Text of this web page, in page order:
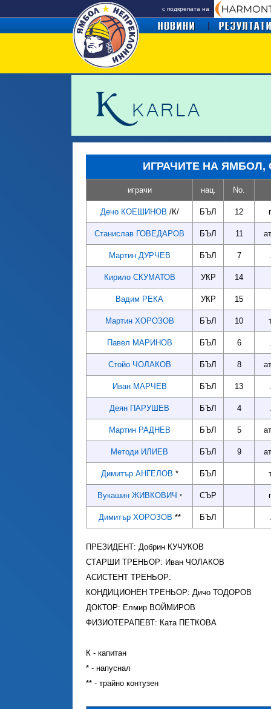
с подкрепата на
ИГРАЧИТЕ НА ЯМБОЛ,
играчи нац. No.
Дечо КОЕШИНОВ /К/ БЪЛ 12
Станислав ГОВЕДАРОВ БЪЛ 11
Мартин ДУРЧЕВ БЪЛ 7
Кирило СКУМАТОВ УКР 14
Вадим РЕКА УКР 15
Мартин ХОРОЗОВ БЪЛ 10
Павел МАРИНОВ БЪЛ 6
Стойо ЧОЛАКОВ БЪЛ 8
Иван МАРЧЕВ БЪЛ 13
Деян ПАРУШЕВ БЪЛ 4
Мартин РАДНЕВ БЪЛ 5
Методи ИЛИЕВ БЪЛ 9
Димитър АНГЕЛОВ * БЪЛ
Вукашин ЖИВКОВИЧ * СЪР
Димитър ХОРОЗОВ ** БЪЛ
ПРЕЗИДЕНТ: Добрин КУЧУКОВ
СТАРШИ ТРЕНЬОР: Иван ЧОЛАКОВ
АСИСТЕНТ ТРЕНЬОР:
КОНДИЦИОНЕН ТРЕНЬОР: Дичо ТОДОРОВ
ДОКТОР: Елмир ВОЙМИРОВ
ФИЗИОТЕРАПЕВТ: Ката ПЕТКОВА
К - капитан
* - напуснал
** - трайно контузен